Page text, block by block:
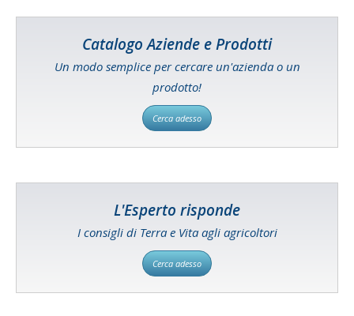
Catalogo Aziende e Prodotti
Un modo semplice per cercare un'azienda o un
prodotto!
Cerca adesso
L'Esperto risponde
I consigli di Terra e Vita agli agricoltori
Cerca adesso